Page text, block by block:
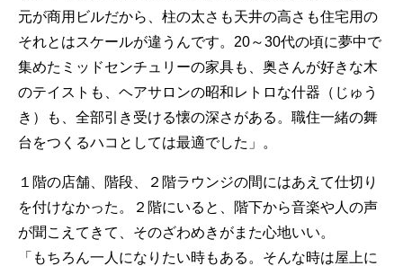
元が商用ビルだから、柱の太さも天井の高さも住宅用の
それとはスケールが違うんです。20～30代の頃に夢中で
集めたミッドセンチュリーの家具も、奥さんが好きな木
のテイストも、ヘアサロンの昭和レトロな什器（じゅう
き）も、全部引き受ける懐の深さがある。職住一緒の舞
台をつくるハコとしては最適でした」。
１階の店舗、階段、２階ラウンジの間にはあえて仕切り
を付けなかった。２階にいると、階下から音楽や人の声
が聞こえてきて、そのざわめきがまた心地いい。
「もちろん一人になりたい時もある。そんな時は屋上に